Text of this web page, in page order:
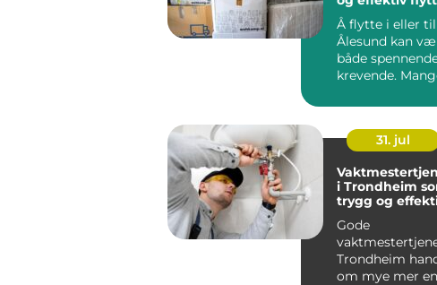
Å flytte i eller til
Ålesund kan
både
krevende.
mye tid,...
31. jul
i Trondheim
trygg og
Gode
Trondheim
om mye mer